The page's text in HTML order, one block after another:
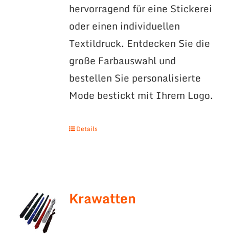
hervorragend für eine Stickerei
oder einen individuellen
Textildruck. Entdecken Sie die
große Farbauswahl und
bestellen Sie personalisierte
Mode bestickt mit Ihrem Logo.
Details
Krawatten